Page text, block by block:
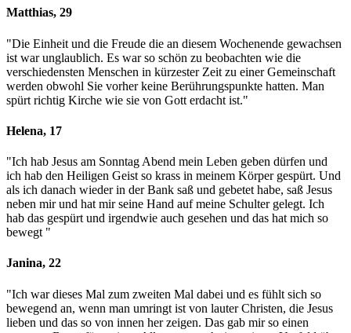
Matthias, 29
"Die Einheit und die Freude die an diesem Wochenende gewachsen
ist war unglaublich. Es war so schön zu beobachten wie die
verschiedensten Menschen in kürzester Zeit zu einer Gemeinschaft
werden obwohl Sie vorher keine Berührungspunkte hatten. Man
spürt richtig Kirche wie sie von Gott erdacht ist."
Helena, 17
"Ich hab Jesus am Sonntag Abend mein Leben geben dürfen und
ich hab den Heiligen Geist so krass in meinem Körper gespürt. Und
als ich danach wieder in der Bank saß und gebetet habe, saß Jesus
neben mir und hat mir seine Hand auf meine Schulter gelegt. Ich
hab das gespürt und irgendwie auch gesehen und das hat mich so
bewegt "
Janina, 22
"Ich war dieses Mal zum zweiten Mal dabei und es fühlt sich so
bewegend an, wenn man umringt ist von lauter Christen, die Jesus
lieben und das so von innen her zeigen. Das gab mir so einen